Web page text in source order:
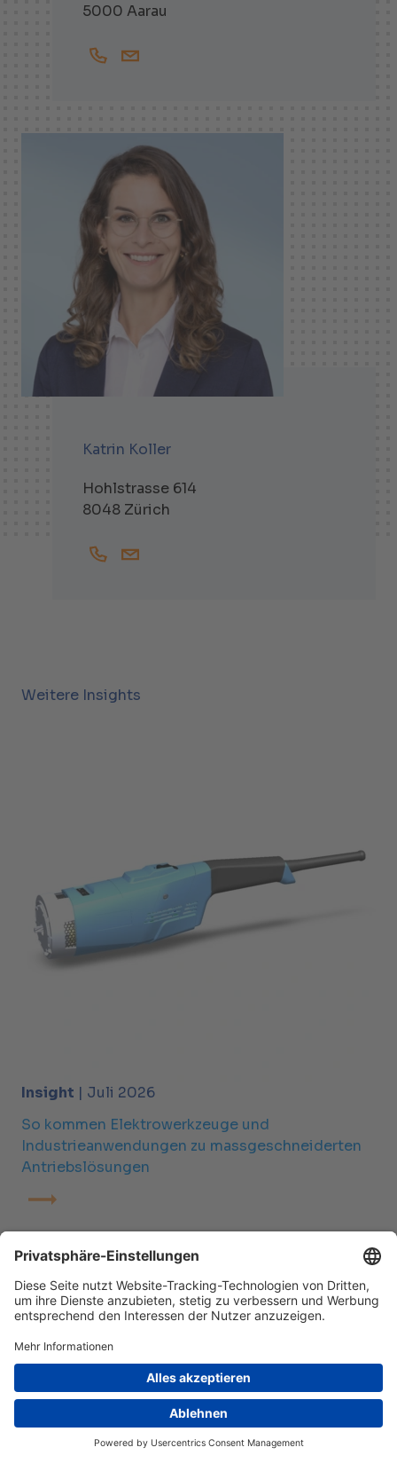
5000 Aarau
+41628364518
Frederic.deSimoni@helbling.ch
Katrin Koller
Hohlstrasse 614
8048 Zürich
+41444738429
Katrin.Koller@helbling.ch
Weitere Insights
Insight | Juli 2026
So kommen Elektrowerkzeuge und
Industrieanwendungen zu massgeschneiderten
Antriebslösungen